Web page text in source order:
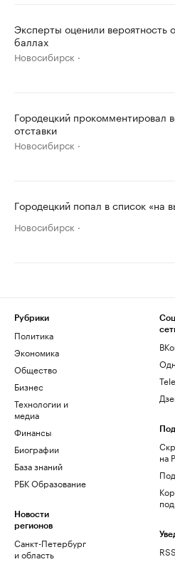
Эксперты оценили вероятность
баллах
Новосибирск
Городецкий прокомментировал
отставки
Новосибирск
Городецкий попал в список
Новосибирск
Рубрики
Политика
Экономика
Общество
Бизнес
Технологии и
медиа
Финансы
Биографии
База знаний
РБК Образование
Новости
регионов
Санкт-Петербург
и область
на